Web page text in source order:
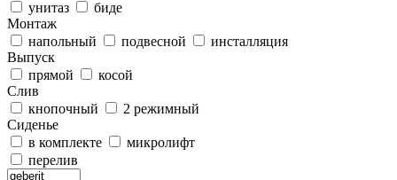
унитаз
биде
Монтаж
напольный
подвесной
инсталляция
Выпуск
прямой
косой
Слив
кнопочный
2 режимный
Сиденье
в комплекте
микролифт
перелив